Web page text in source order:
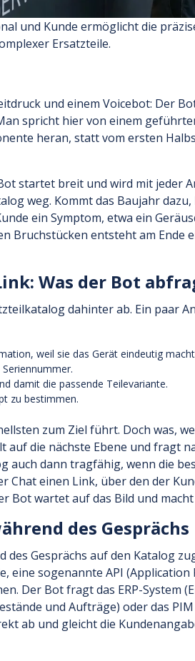
und Kunde ermöglicht die
Ersatzteile.
und einem Voicebot: Der
spricht hier von einem
heran, statt vom ersten
startet breit und wird mit jeder
weg. Kommt das Baujahr
ein Symptom, etwa ein
Bruchstücken entsteht am Ende
Was der Bot
dahinter ab. Ein paar
weil sie das Gerät eindeutig
damit die passende Teilevariante.
zu bestimmen.
zum Ziel führt. Doch was,
auf die nächste Ebene und fragt
auch dann tragfähig, wenn die
Chat einen Link, über den der
Bot wartet auf das Bild und
des Gesprächs
Gesprächs auf den Katalog
eine sogenannte API
Der Bot fragt das ERP-System
und Aufträge) oder das
ab und gleicht die